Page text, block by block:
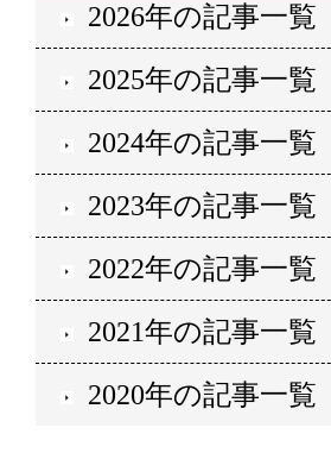
2026年の記事一覧
2025年の記事一覧
2024年の記事一覧
2023年の記事一覧
2022年の記事一覧
2021年の記事一覧
2020年の記事一覧